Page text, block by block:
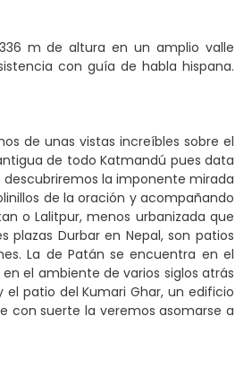
m de altura en un amplio valle
con guía de habla hispana.
de unas vistas increíbles sobre el
de todo Katmandú pues data
la imponente mirada
de la oración y acompañando
o Lalitpur, menos urbanizada que
plazas Durbar en Nepal, son patios
La de Patán se encuentra en el
el ambiente de varios siglos atrás
patio del Kumari Ghar, un edificio
con suerte la veremos asomarse a